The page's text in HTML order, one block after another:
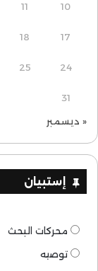
10
11
17
18
24
25
31
« ديسمبر
إستبيان
محركات البحث
توصيه